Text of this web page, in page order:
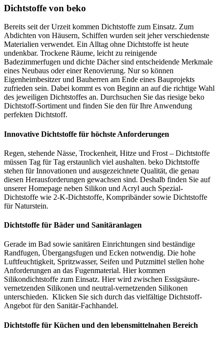
Dichtstoffe von beko
Bereits seit der Urzeit kommen Dichtstoffe zum Einsatz. Zum
Abdichten von Häusern, Schiffen wurden seit jeher verschiedenste
Materialien verwendet. Ein Alltag ohne Dichtstoffe ist heute
undenkbar. Trockene Räume, leicht zu reinigende
Badezimmerfugen und dichte Dächer sind entscheidende Merkmale
eines Neubaus oder einer Renovierung. Nur so können
Eigenheimbesitzer und Bauherren am Ende eines Bauprojekts
zufrieden sein. Dabei kommt es von Beginn an auf die richtige Wahl
des jeweiligen Dichtstoffes an. Durchsuchen Sie das riesige beko
Dichtstoff-Sortiment und finden Sie den für Ihre Anwendung
perfekten Dichtstoff.
Innovative Dichtstoffe für höchste Anforderungen
Regen, stehende Nässe, Trockenheit, Hitze und Frost – Dichtstoffe
müssen Tag für Tag erstaunlich viel aushalten. beko Dichtstoffe
stehen für Innovationen und ausgezeichnete Qualität, die genau
diesen Herausforderungen gewachsen sind. Deshalb finden Sie auf
unserer Homepage neben Silikon und Acryl auch Spezial-
Dichtstoffe wie 2-K-Dichtstoffe, Kompribänder sowie Dichtstoffe
für Naturstein.
Dichtstoffe für Bäder und Sanitäranlagen
Gerade im Bad sowie sanitären Einrichtungen sind beständige
Randfugen, Übergangsfugen und Ecken notwendig. Die hohe
Luftfeuchtigkeit, Spritzwasser, Seifen und Putzmittel stellen hohe
Anforderungen an das Fugenmaterial. Hier kommen
Silikondichtstoffe zum Einsatz. Hier wird zwischen Essigsäure-
vernetzenden Silikonen und neutral-vernetzenden Silikonen
unterschieden. Klicken Sie sich durch das vielfältige Dichtstoff-
Angebot für den Sanitär-Fachhandel.
Dichtstoffe für Küchen und den lebensmittelnahen Bereich